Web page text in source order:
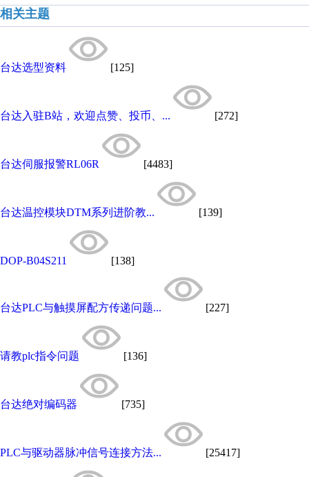
相关主题
台达选型资料 [125]
台达入驻B站，欢迎点赞、投币、... [272]
台达伺服报警RL06R [4483]
台达温控模块DTM系列进阶教... [139]
DOP-B04S211 [138]
台达PLC与触摸屏配方传递问题... [227]
请教plc指令问题 [136]
台达绝对编码器 [735]
PLC与驱动器脉冲信号连接方法... [25417]